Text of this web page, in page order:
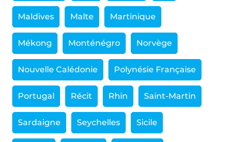
Maldives Malte Martinique
Mékong Monténégro Norvège
Nouvelle Calédonie Polynésie Française
Portugal Récit Rhin Saint-Martin
Sardaigne Seychelles Sicile